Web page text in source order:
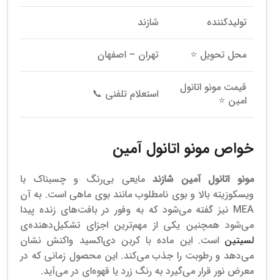
تولیدکننده شازند
محل تحویل ⭐ تهران – اصفهان
قیمت مونو اتانول
امین ⭐
استعلام تلفنی 📞
خواص مونو اتانول آمین
مونو اتانول آمین شازندمایعی بی‌رنگ و چسبناک با
ویسکوزیته بالا و بوی نامطلوب مانند بوی ماهی است. به آن
MEA نیز گفته می‌شود که به وفور در بافت‌های زنده پیدا
می‌شود همچنین یکی از مهم‌ترین اجزای تشکیل‌دهنده‌ی
لسیتین است. این ماده با کربن دی‌اکسید واکنش نشان
می‌دهد و رطوبت را جذب می‌کند. این محصول زمانی که در
معرض نور قرار می‌گیرد به رنگ زرد یا قهوه‌ای در می‌آید.